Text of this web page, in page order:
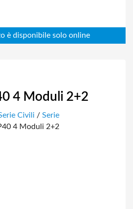
4 Moduli 2+2
Civili / Serie
4 Moduli 2+2